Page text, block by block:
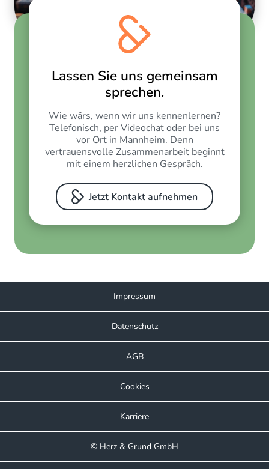
Lassen Sie uns gemeinsam
sprechen.
Wie wärs, wenn wir uns kennenlernen?
Telefonisch, per Videochat oder bei uns
vor Ort in Mannheim. Denn
vertrauensvolle Zusammenarbeit beginnt
mit einem herzlichen Gespräch.
Jetzt Kontakt aufnehmen
Impressum
Datenschutz
AGB
Cookies
Karriere
© Herz & Grund GmbHHerz & Grund GmbH